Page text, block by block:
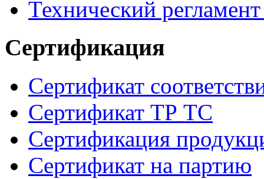
Технический
Сертификация
Сертификат
Сертификат ТР ТС
Сертификация
Сертификат на партию